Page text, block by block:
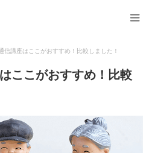
信講座はここがおすすめ！比較しました！
ここがおすすめ！比較